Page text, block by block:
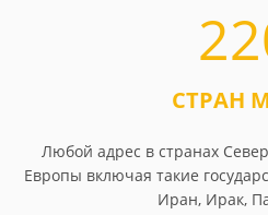
СТРАН
Любой адрес в странах
Европы включая такие
Иран, Ирак,